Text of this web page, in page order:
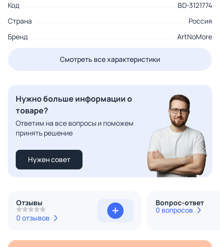
Код
BD-3121774
Страна
Россия
Бренд
ArtNoMore
Смотреть все характеристики
Нужно больше информации о
товаре?
Ответим на все вопросы и поможем
принять решение
Нужен совет
Отзывы
0 отзывов
Вопрос-ответ
0 вопросов